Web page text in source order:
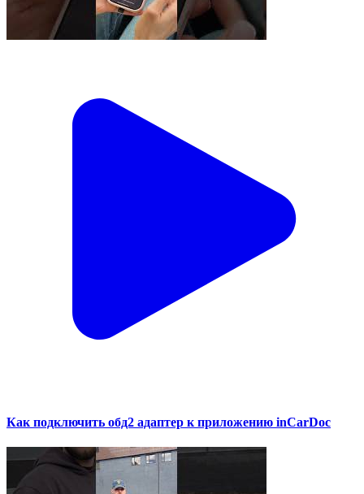
Как подключить обд2 адаптер к приложению inCarDoc